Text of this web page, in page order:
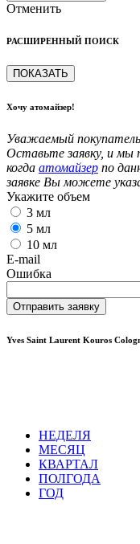
Отменить
РАСШИРЕННЫЙ ПОИСК
ПОКАЗАТЬ
Хочу атомайзер!
Уважаемый
Оставьте заявку, и мы
когда атомайзер по
заявке Вы можете
Укажите объем
3 мл
5 мл
10 мл
E-mail
Ошибка
Отправить заявку
Yves Saint Laurent Kouros
НЕДЕЛЯ
МЕСЯЦ
КВАРТАЛ
ПОЛГОДА
ГОД